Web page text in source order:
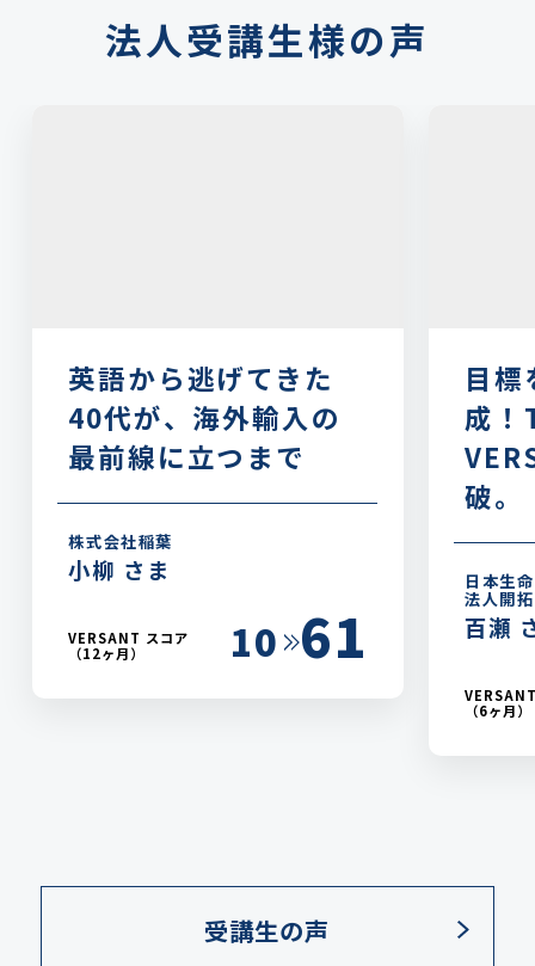
法人受講生様の声
英語から逃げてきた
40代が、海外輸入の
最前線に立つまで
株式会社稲葉
小柳 さま
VERSANT スコア
（12ヶ月）
10 61
目標
成！
破。
日本生
法人開
百瀬
（6ヶ月）
受講生の声